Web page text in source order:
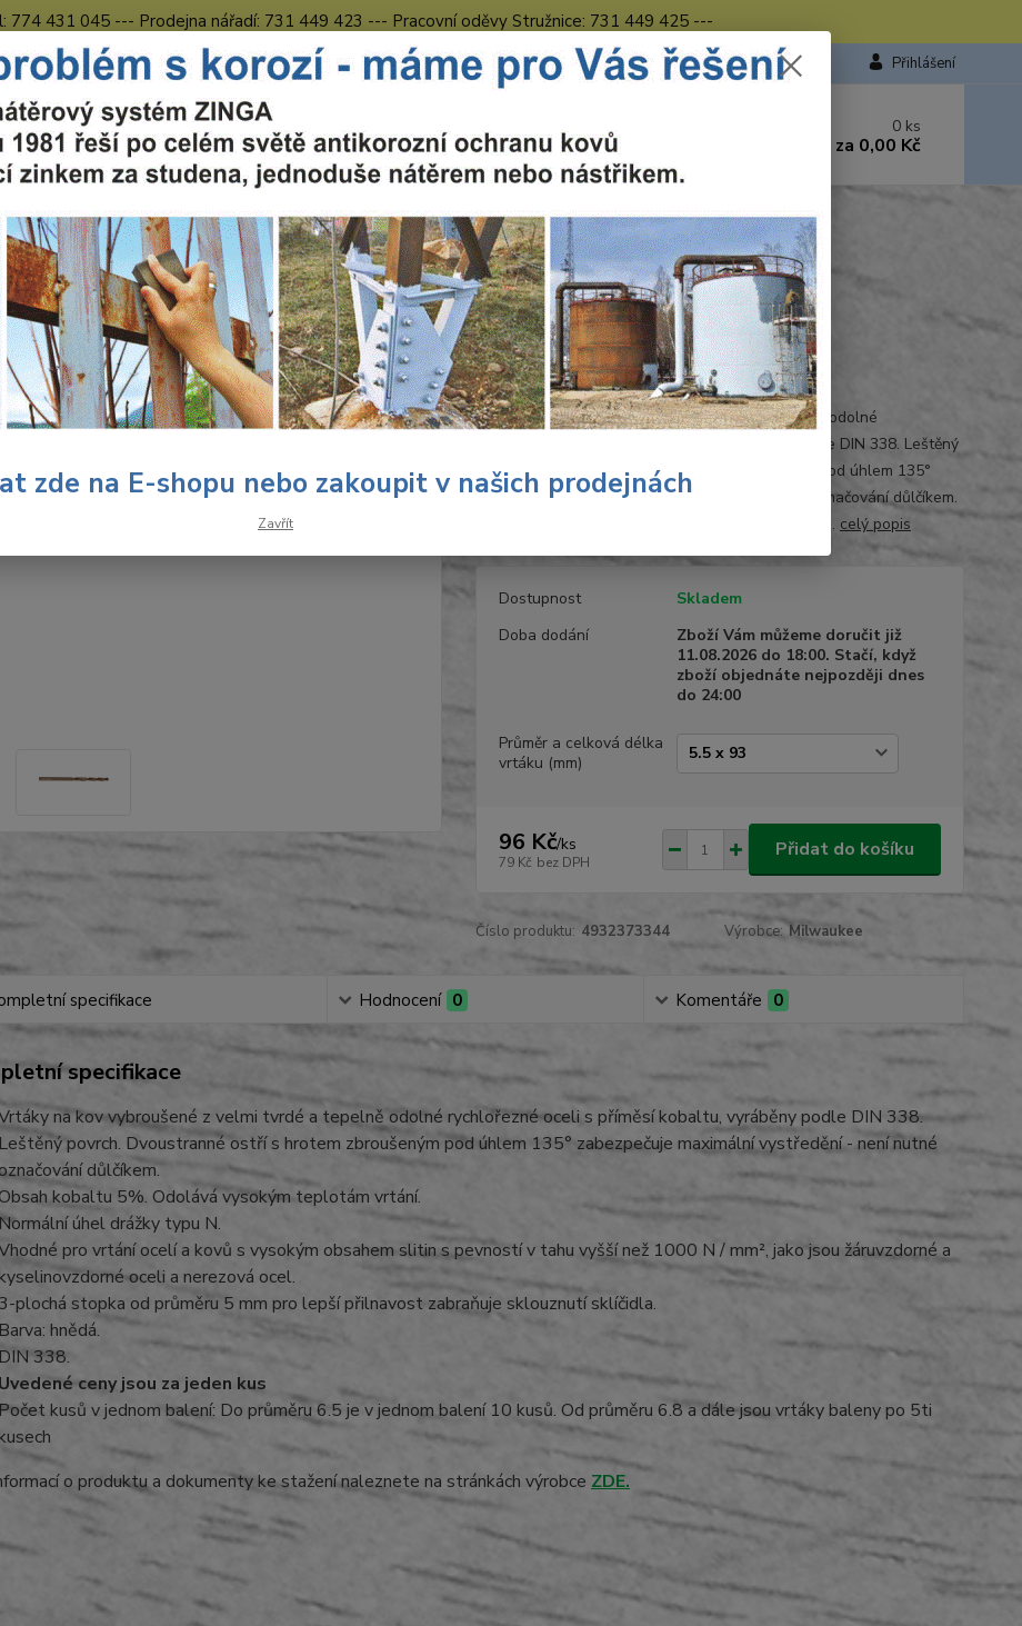
774 431 045 --- Prodejna nářadí: 731 449 423 --- Pracovní oděvy Stružnice: 731 449 425 ---
Obchodní podmínky Kontakty Česká Lípa Přihlášení
Hledat 731 449 423
8.00 hod. - 16.00 hod.
0 ks
za 0,00 Kč
Nářadí Milwaukee Nástroje Vrtáky do kovu HSS RED COBALT Milwaukee
do kovu HSS RED COBALT Milwaukee
Ohodnotit produkt
DIN 338
Vrtáky na kov vybroušené z velmi tvrdé a tepelně odolné
rychlořezné oceli s příměsí kobaltu, vyráběny podle DIN 338. Leštěný
povrch. Dvoustranné ostří s hrotem zbroušeným pod úhlem 135°
zabezpečuje maximální vystředění - není nutné označování důlčíkem.
Obsah kobaltu 5%. Odolává vysokým teplotám vr... celý popis
Dostupnost
Skladem
Doba dodání
Zboží Vám můžeme doručit již
11.08.2026 do 18:00. Stačí, když
zboží objednáte nejpozději dnes
do 24:00
Průměr a celková délka
vrtáku (mm)
96 Kč/ks
79 Kč bez DPH
Přidat do košíku
Číslo produktu: 4932373344 Výrobce: Milwaukee
specifikace Hodnocení 0 Komentáře 0
specifikace
na kov vybroušené z velmi tvrdé a tepelně odolné rychlořezné oceli s příměsí kobaltu, vyráběny podle DIN 338.
Leštěný povrch. Dvoustranné ostří s hrotem zbroušeným pod úhlem 135° zabezpečuje maximální vystředění - není nutné
důlčíkem.
kobaltu 5%. Odolává vysokým teplotám vrtání.
Normální úhel drážky typu N.
pro vrtání ocelí a kovů s vysokým obsahem slitin s pevností v tahu vyšší než 1000 N / mm², jako jsou žáruvzdorné a
oceli a nerezová ocel.
3-plochá stopka od průměru 5 mm pro lepší přilnavost zabraňuje sklouznutí sklíčidla.
Barva: hnědá.
DIN 338.
Uvedené ceny jsou za jeden kus
Počet kusů v jednom balení: Do průměru 6.5 je v jednom balení 10 kusů. Od průměru 6.8 a dále jsou vrtáky baleny po 5ti
kusech
o produktu a dokumenty ke stažení naleznete na stránkách výrobce ZDE.
zde na E-shopu nebo zakoupit v našich prodejnách
Zavřít